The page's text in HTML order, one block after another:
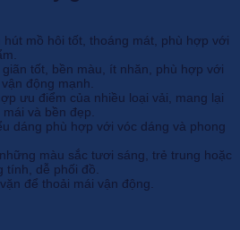
hút mồ hôi tốt, thoáng mát, phù hợp với
giãn tốt, bền màu, ít nhăn, phù hợp với
động mạnh.
ưu điểm của nhiều loại vải, mang lại
và bền đẹp.
dáng phù hợp với vóc dáng và phong
màu sắc tươi sáng, trẻ trung hoặc
tính, dễ phối đồ.
để thoải mái vận động.